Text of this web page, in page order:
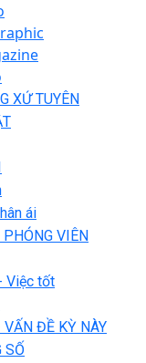
XỨ TUYÊN
ái
PHÓNG VIÊN
Việc tốt
ĐỀ KỲ NÀY
SỐ